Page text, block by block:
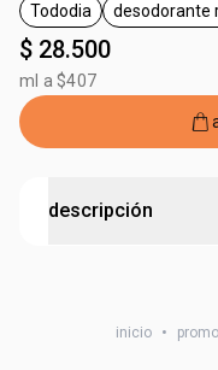
general.tag Tododia
Tododia desodorante
$ 28.500
ml a $407
descripción
Refresca y protege
inicio •